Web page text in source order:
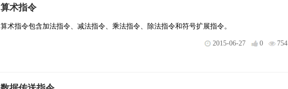
算术指令
算术指令包含加法指令、减法指令、乘法指令、除法指令和符号扩展指令。
754
0
2015-06-27